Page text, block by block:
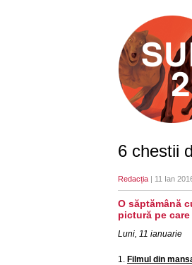
6 chestii
Redacția | 11 Ian
O săptămână
pictură pe
Luni, 11 ianuarie
1. Filmu l din